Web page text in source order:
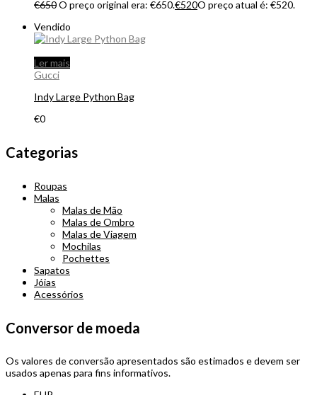
€650O preço original era: €650.€520O preço atual é: €520.
Vendido
Ler mais
Gucci
Indy Large Python Bag
€0
Categorias
Roupas
Malas
Malas de Mão
Malas de Ombro
Malas de Viagem
Mochilas
Pochettes
Sapatos
Jóias
Acessórios
Conversor de moeda
Os valores de conversão apresentados são estimados e devem ser
usados apenas para fins informativos.